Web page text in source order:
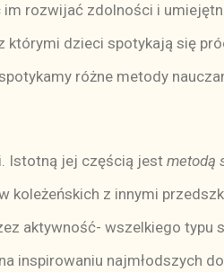
rozwijać zdolności i
którymi dzieci spotykają się
różne metody
Istotną jej częścią jest metodą
koleżeńskich z innymi
aktywność- wszelkiego typu
inspirowaniu najmłodszych